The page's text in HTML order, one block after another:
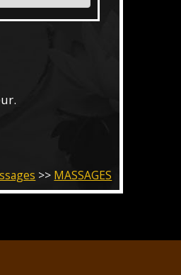
>> MASSAGES